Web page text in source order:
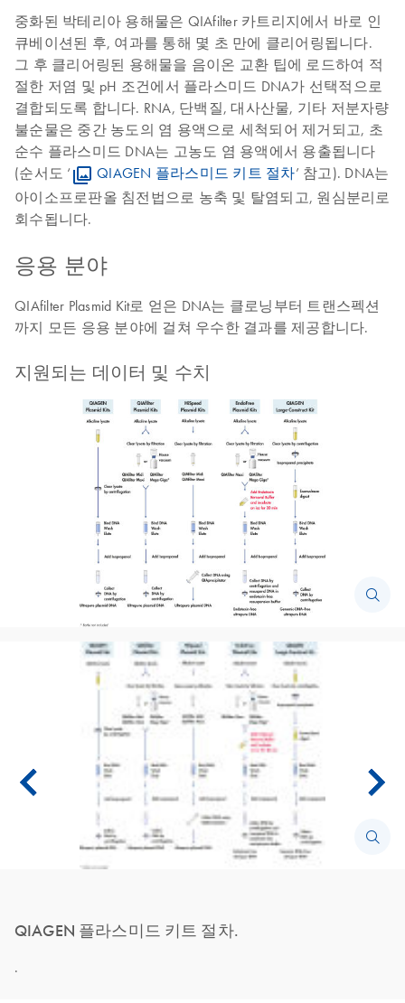
중화된 박테리아 용해물은 QIAfilter 카트리지에서 바로 인
큐베이션된 후, 여과를 통해 몇 초 만에 클리어링됩니다.
그 후 클리어링된 용해물을 음이온 교환 팁에 로드하여 적
절한 저염 및 pH 조건에서 플라스미드 DNA가 선택적으로
결합되도록 합니다. RNA, 단백질, 대사산물, 기타 저분자량
불순물은 중간 농도의 염 용액으로 세척되어 제거되고, 초
순수 플라스미드 DNA는 고농도 염 용액에서 용출됩니다
(순서도 ‘
QIAGEN 플라스미드 키트 절차’ 참고). DNA는
아이소프로판올 침전법으로 농축 및 탈염되고, 원심분리로
회수됩니다.
응용 분야
QIAfilter Plasmid Kit로 얻은 DNA는 클로닝부터 트랜스펙션
까지 모든 응용 분야에 걸쳐 우수한 결과를 제공합니다.
지원되는 데이터 및 수치
QIAGEN 플라스미드 키트 절차.
.